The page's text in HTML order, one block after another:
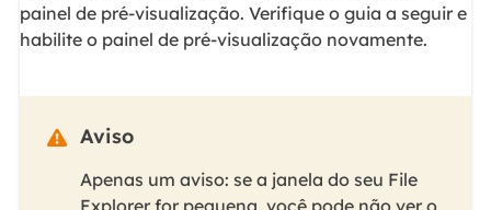
painel de pré-visualização. Verifique o guia a seguir e
habilite o painel de pré-visualização novamente.
 Aviso
Apenas um aviso: se a janela do seu File